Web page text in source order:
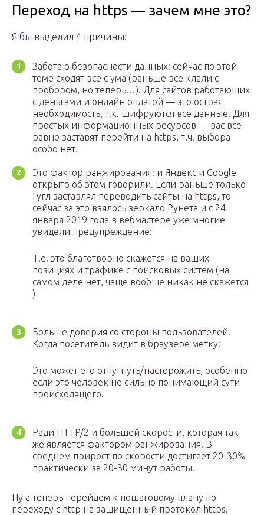
Переход на https — зачем мне это?
Я бы выделил 4 причины:
Забота о безопасности данных: сейчас по этой
теме сходят все с ума (раньше все клали с
пробором, но теперь…). Для сайтов работающих
с деньгами и онлайн оплатой — это острая
необходимость, т.к. шифруются все данные. Для
простых информационных ресурсов — вас все
равно заставят перейти на https, т.ч. выбора
особо нет.
Это фактор ранжирования: и Яндекс и Google
открыто об этом говорили. Если раньше только
Гугл заставлял переводить сайты на https, то
сейчас за это взялось зеркало Рунета и с 24
января 2019 года в вебмастере уже многие
увидели предупреждение:
Т.е. это благотворно скажется на ваших
позициях и трафике с поисковых систем (на
самом деле нет, чаще вообще никак не скажется
)
Больше доверия со стороны пользователей.
Когда посетитель видит в браузере метку:
Это может его отпугнуть/насторожить, особенно
если это человек не сильно понимающий сути
происходящего.
Ради HTTP/2 и большей скорости, которая так
же является фактором ранжирования. В
среднем прирост по скорости достигает 20-30%
практически за 20-30 минут работы.
Ну а теперь перейдем к пошаговому плану по
переходу с http на защищенный протокол https.